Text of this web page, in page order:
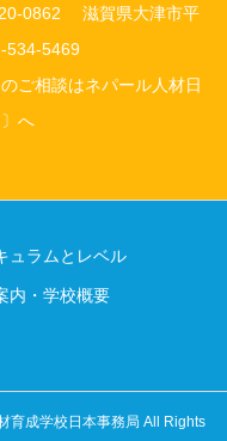
0862 滋賀県大津市平
5469
ご相談はネパール人材日
へ
ュラムとレベル
内・学校概要
育成学校日本事務局 All Rights